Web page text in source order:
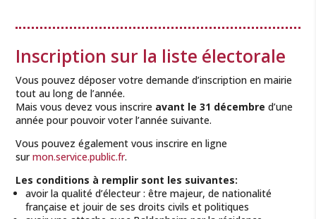
Inscription sur la liste électorale
Vous pouvez déposer votre demande d’inscription en mairie
tout au long de l’année.
Mais vous devez vous inscrire avant le 31 décembre d’une
année pour pouvoir voter l’année suivante.
Vous pouvez également vous inscrire en ligne
surmon.service.public.fr.
Les conditions à remplir sont les suivantes:
avoir la qualité d’électeur : être majeur, de nationalité
française et jouir de ses droits civils et politiques